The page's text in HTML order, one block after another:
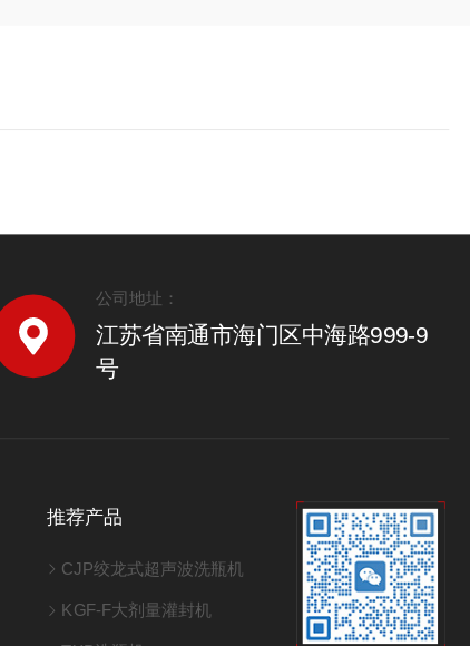
公司地址：
江苏省南通市海门区中海路999-9
号
推荐产品
CJP绞龙式超声波洗瓶机
KGF-F大剂量灌封机